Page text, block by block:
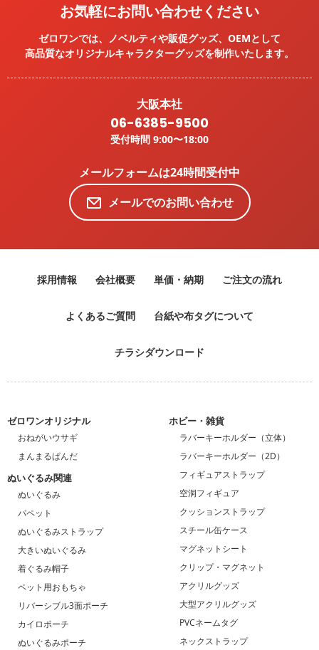
お気軽にお問い合わせください
ゼロワンでは、ノベルティや販促グッズ、OEMとして
高品質なオリジナルキャラクターグッズを制作いたします。
大阪本社
06-6385-9500
受付時間 9:00〜18:00
メールフォームは24時間受付中
メールでのお問い合わせ
採用情報 会社概要 単価・納期 ご注文の流れ
よくあるご質問 台紙や布タグについて
チラシダウンロード
ゼロワンオリジナル
おねがいウサギ
まんまるぱんだ
ぬいぐるみ関連
ぬいぐるみ
パペット
ぬいぐるみストラップ
大きいぬいぐるみ
着ぐるみ帽子
ペット用おもちゃ
リバーシブル3面ポーチ
カイロポーチ
ぬいぐるみポーチ
ホビー・雑貨
ラバーキーホルダー（立体）
ラバーキーホルダー（2D）
フィギュアストラップ
空洞フィギュア
クッションストラップ
スチール缶ケース
マグネットシート
クリップ・マグネット
アクリルグッズ
大型アクリルグッズ
PVCネームタグ
ネックストラップ